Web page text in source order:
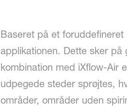
Baseret på et
applikationen. Dette sker
kombination med iXflow-Air
udpegede steder sprøjtes,
områder, områder uden